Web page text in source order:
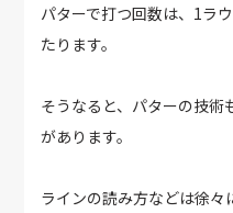
パターで打つ回数は、1ラ
たります。
そうなると、パターの技
があります。
ラインの読み方などは徐